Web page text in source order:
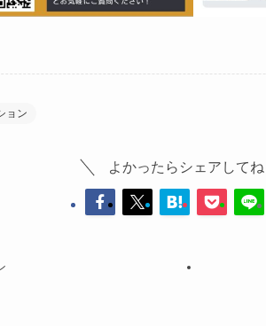
ョン
よかったらシェアしてね